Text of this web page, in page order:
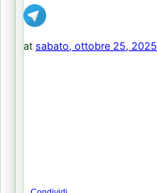
at sabato, ottobre 25, 2025